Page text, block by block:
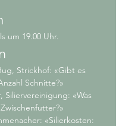
um 19.00 Uhr.
Strickhof: «Gibt es
Schnitte?»
Siliervereinigung: «Was
«Silierkosten: